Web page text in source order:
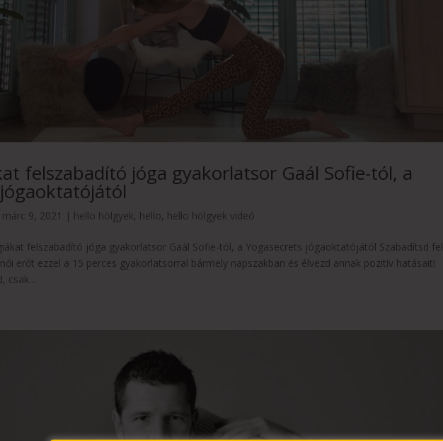
felszabadító jóga gyakorlatsor Gaál Sofie-tól, a
márc 9, 2021 | hello hölgyek, hello, hello hölgyek videó
felszabadító jóga gyakorlatsor Gaál Sofie-tól, a Yogasecrets jógaoktatójától Szabadítsd fel
erőt ezzel a 15 perces gyakorlatsorral bármely napszakban és élvezd annak pozitív hatásait!